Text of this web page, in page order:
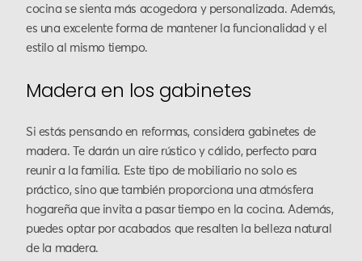
cocina se sienta más acogedora y personalizada. Además,
es una excelente forma de mantener la funcionalidad y el
estilo al mismo tiempo.
Madera en los gabinetes
Si estás pensando en reformas, considera gabinetes de
madera. Te darán un aire rústico y cálido, perfecto para
reunir a la familia. Este tipo de mobiliario no solo es
práctico, sino que también proporciona una atmósfera
hogareña que invita a pasar tiempo en la cocina. Además,
puedes optar por acabados que resalten la belleza natural
de la madera.